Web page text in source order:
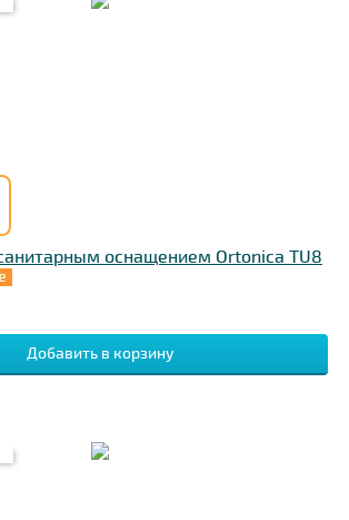
оснащением Ortonica TU8